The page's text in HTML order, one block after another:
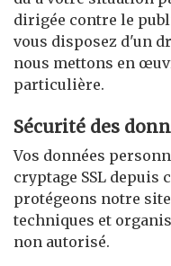
dirigée contre le
vous disposez d'un
nous mettons en
particulière.
Sécurité des
Vos données
cryptage SSL depuis
protégeons notre site
techniques et
non autorisé.